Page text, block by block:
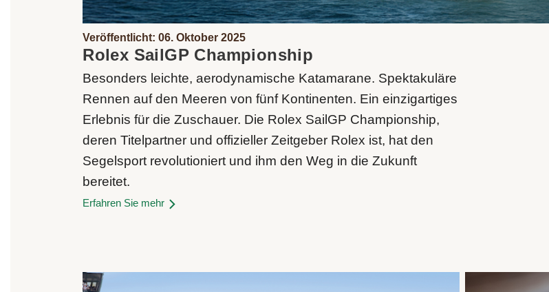
Veröffentlicht: 06. Oktober 2025
Rolex SailGP Championship
Besonders leichte, aerodynamische Katamarane. Spektakuläre
Rennen auf den Meeren von fünf Kontinenten. Ein einzigartiges
Erlebnis für die Zuschauer. Die Rolex SailGP Championship,
deren Titelpartner und offizieller Zeitgeber Rolex ist, hat den
Segelsport revolutioniert und ihm den Weg in die Zukunft
bereitet.
Erfahren Sie mehr